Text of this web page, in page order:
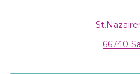
66740